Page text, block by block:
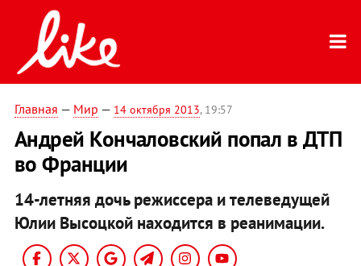
Главная — Мир — 14 октября 2013, 19:57
Андрей Кончаловский попал в ДТП
во Франции
14-летняя дочь режиссера и телеведущей
Юлии Высоцкой находится в реанимации.